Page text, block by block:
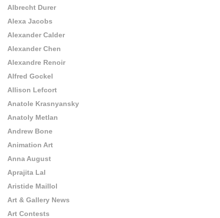
Albrecht Durer
Alexa Jacobs
Alexander Calder
Alexander Chen
Alexandre Renoir
Alfred Gockel
Allison Lefcort
Anatole Krasnyansky
Anatoly Metlan
Andrew Bone
Animation Art
Anna August
Aprajita Lal
Aristide Maillol
Art & Gallery News
Art Contests